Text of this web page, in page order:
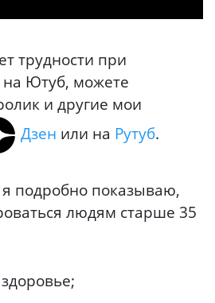
трудности при
Ютуб, можете
и другие мои
Дзен или на Рутуб.
я подробно показываю,
людям старше 35